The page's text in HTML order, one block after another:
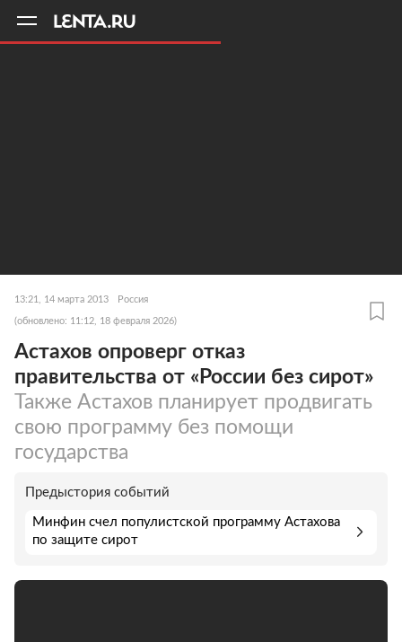
13:21, 14 марта 2013 Россия
(обновлено: 11:12, 18 февраля 2026)
Астахов опроверг отказ
правительства от «России без сирот»
Также Астахов планирует продвигать
свою программу без помощи
государства
Предыстория событий
Минфин счел популистской программу Астахова
по защите сирот